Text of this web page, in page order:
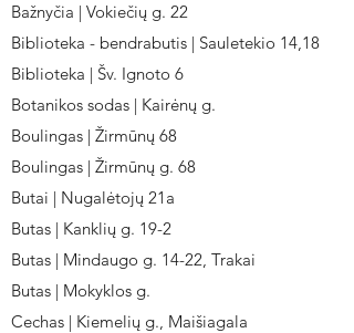
Bažnyčia | Vokiečių g. 22
Biblioteka - bendrabutis | Sauletekio 14,18
Biblioteka | Šv. Ignoto 6
Botanikos sodas | Kairėnų g.
Boulingas | Žirmūnų 68
Boulingas | Žirmūnų g. 68
Butai | Nugalėtojų 21a
Butas | Kanklių g. 19-2
Butas | Mindaugo g. 14-22, Trakai
Butas | Mokyklos g.
Cechas | Kiemelių g., Maišiagala